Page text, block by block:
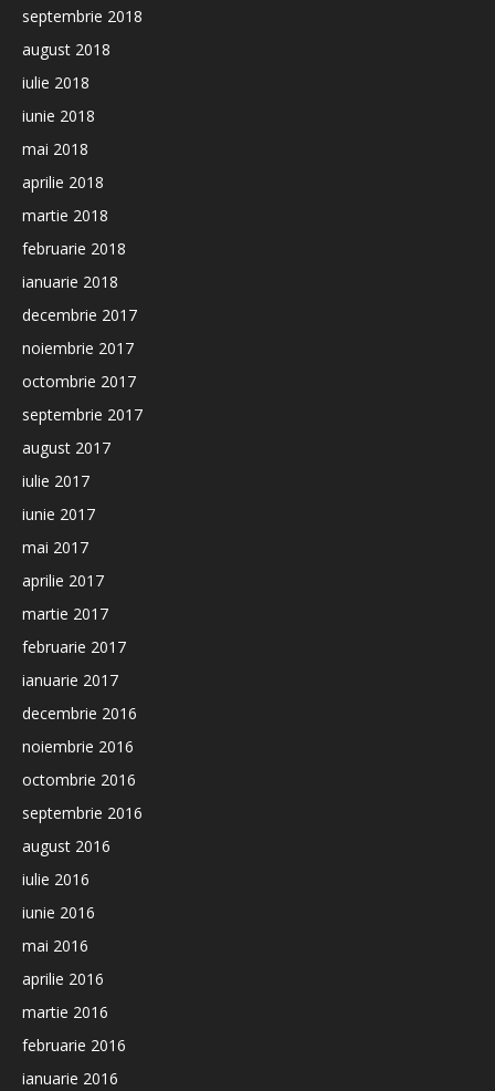
septembrie 2018
august 2018
iulie 2018
iunie 2018
mai 2018
aprilie 2018
martie 2018
februarie 2018
ianuarie 2018
decembrie 2017
noiembrie 2017
octombrie 2017
septembrie 2017
august 2017
iulie 2017
iunie 2017
mai 2017
aprilie 2017
martie 2017
februarie 2017
ianuarie 2017
decembrie 2016
noiembrie 2016
octombrie 2016
septembrie 2016
august 2016
iulie 2016
iunie 2016
mai 2016
aprilie 2016
martie 2016
februarie 2016
ianuarie 2016